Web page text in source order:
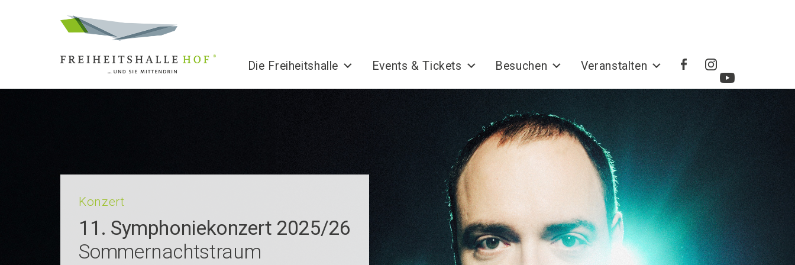
Die Freiheitshalle Events & Tickets Besuchen Veranstalten
Konzert
11. Sympho­nie­kon­zert 2025/26
Sommernachtstraum